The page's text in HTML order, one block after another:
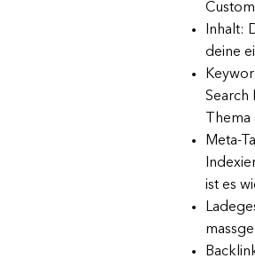
Inhalt:
deine
Search
Meta-
ist es